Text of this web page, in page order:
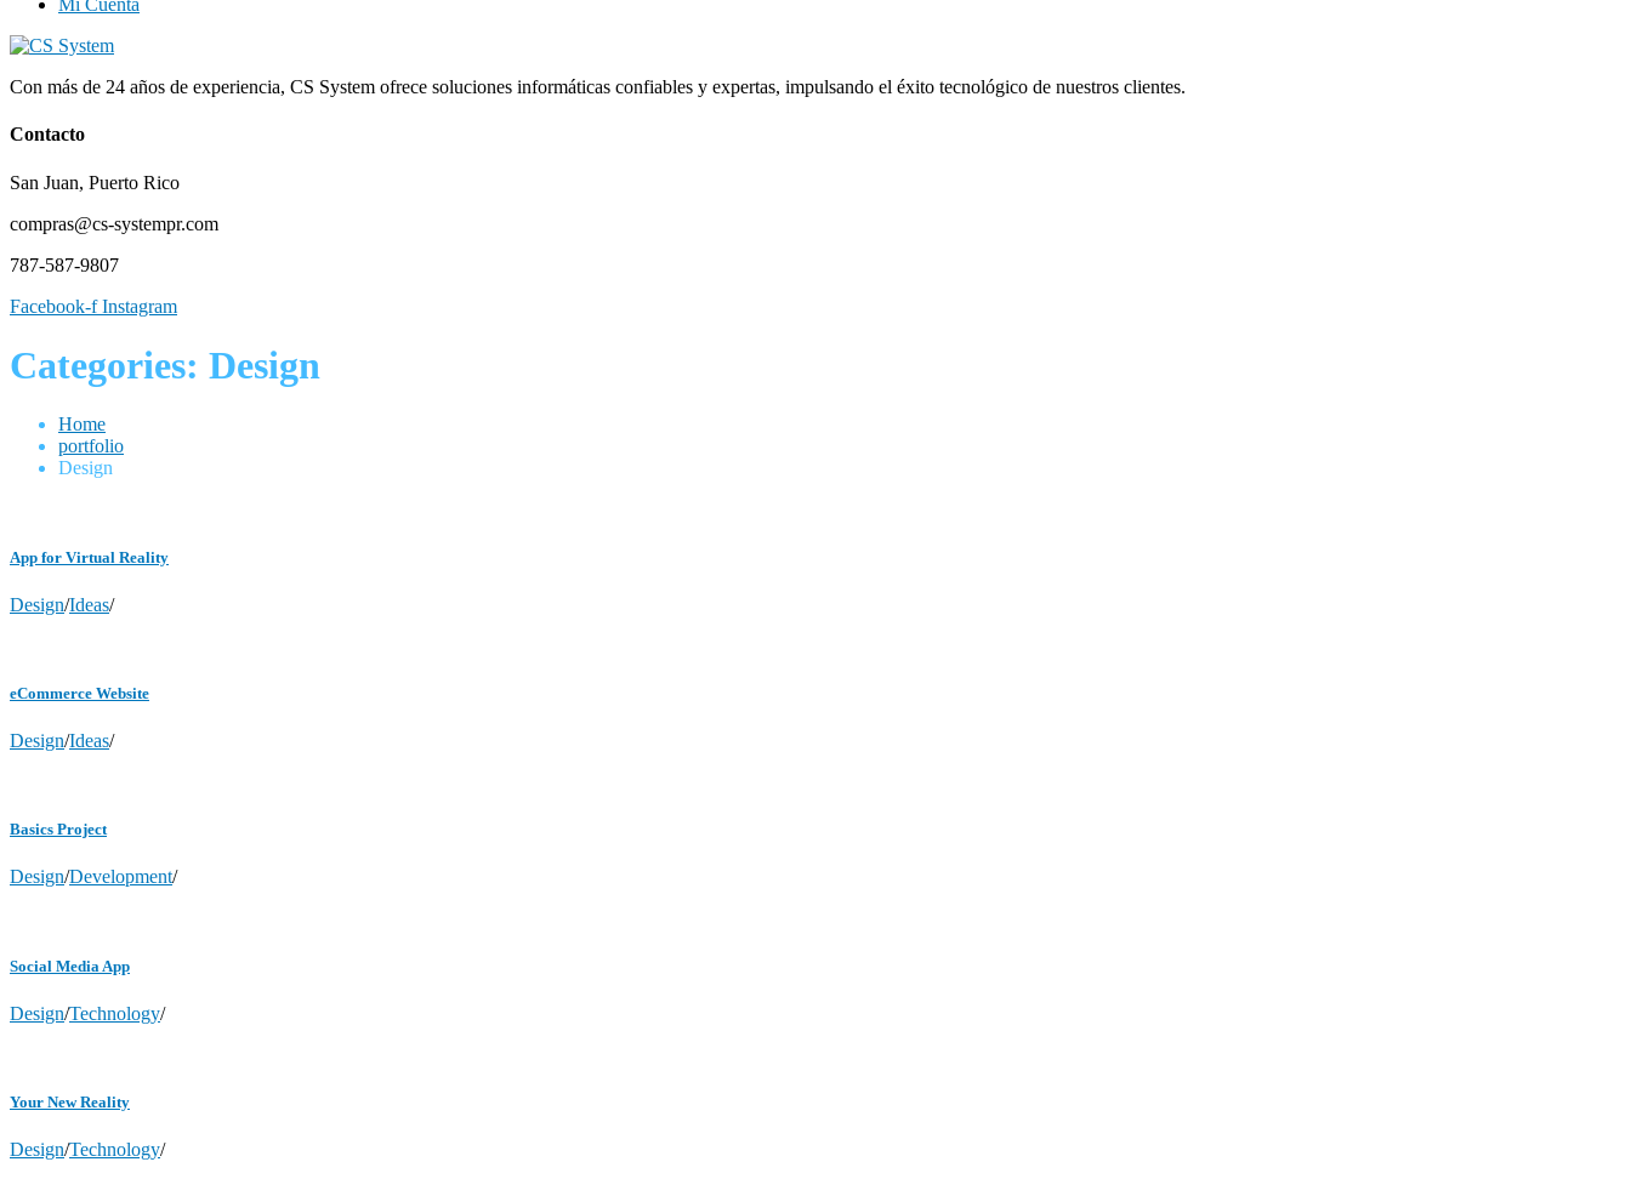
Mi Cuenta
Con más de 24 años de experiencia, CS System ofrece soluciones informáticas confiables y expertas, impulsando el éxito tecnológico de nuestros clientes.
Contacto
San Juan, Puerto Rico
compras@cs-systempr.com
787-587-9807
Facebook-f Instagram
Categories: Design
Home
portfolio
Design
App for Virtual Reality
Design/Ideas/
eCommerce Website
Design/Ideas/
Basics Project
Design/Development/
Social Media App
Design/Technology/
Your New Reality
Design/Technology/